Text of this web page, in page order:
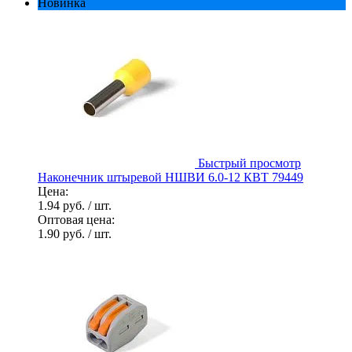
Быстрый просмотр
Наконечник штыревой НШВИ 6.0-12 КВТ 79449
Цена:
1.94 руб. / шт.
Оптовая цена:
1.90 руб. / шт.